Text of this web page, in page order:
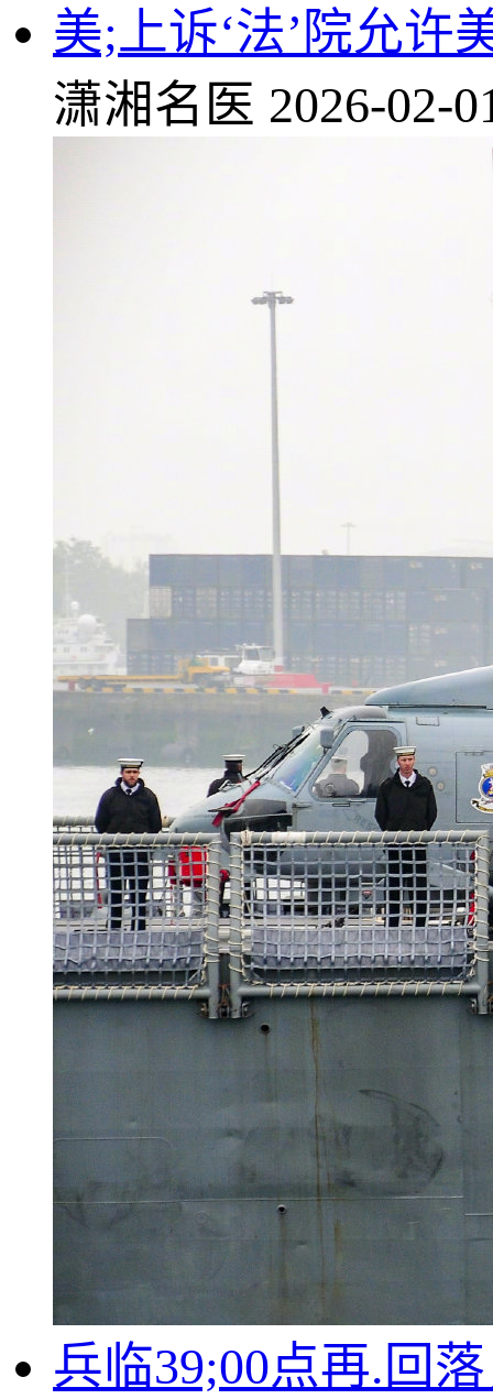
美;上诉‘法’院允许
潇湘名医 2026-02-
兵临39;00点再.回